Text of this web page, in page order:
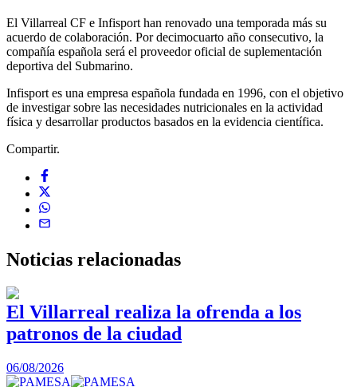
El Villarreal CF e Infisport han renovado una temporada más su
acuerdo de colaboración. Por decimocuarto año consecutivo, la
compañía española será el proveedor oficial de suplementación
deportiva del Submarino.
Infisport es una empresa española fundada en 1996, con el objetivo
de investigar sobre las necesidades nutricionales en la actividad
física y desarrollar productos basados en la evidencia científica.
Compartir.
Noticias relacionadas
El Villarreal realiza la ofrenda a los
patronos de la ciudad
06/08/2026